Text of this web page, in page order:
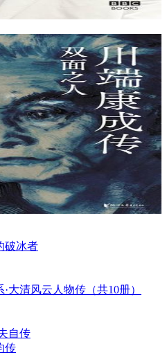
破冰者
大清风云人物传（共10册）
自传
传